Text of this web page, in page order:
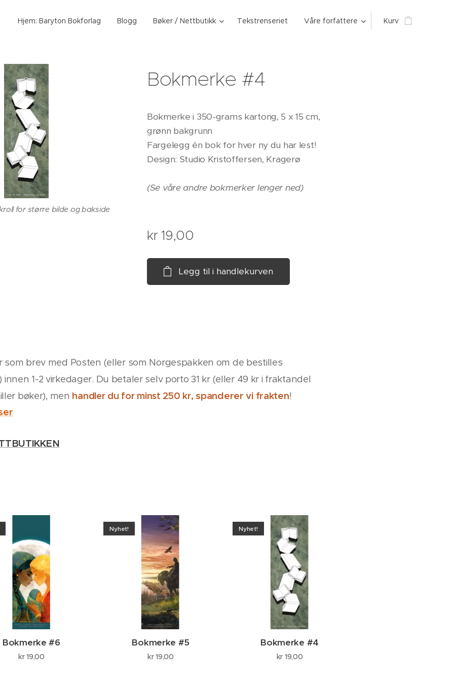
Hjem: Baryton Bokforlag Blogg Bøker / Nettbutikk Tekstrenseriet Våre forfattere Kurv
Bokmerke #4
for større bilde og bakside
skroll for å se baksiden
Baksiden
Bokmerke i 350-grams kartong, 5 x 15 cm,
grønn bakgrunn
Fargelegg én bok for hver ny du har lest!
Design: Studio Kristoffersen, Kragerø
(Se våre andre bokmerker lenger ned)
kr19,00
Legg til i handlekurven
som brev med Posten (eller som Norgespakken om de bestilles
1-2 virkedager. Du betaler selv porto 31 kr (eller 49 kr i fraktandel
bøker), men handler du for minst 250 kr,spanderer vi frakten!
Bokmerke #6
kr19,00
Bokmerke #5
Nyhet!
kr19,00
Bokmerke #4
Nyhet!
kr 19,00